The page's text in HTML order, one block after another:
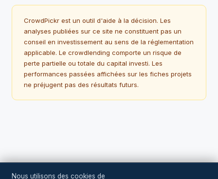
CrowdPickr est un outil d'aide à la décision. Les
analyses publiées sur ce site ne constituent pas un
conseil en investissement au sens de la réglementation
applicable. Le crowdlending comporte un risque de
perte partielle ou totale du capital investi. Les
performances passées affichées sur les fiches projets
ne préjugent pas des résultats futurs.
Nous utilisons des cookies de